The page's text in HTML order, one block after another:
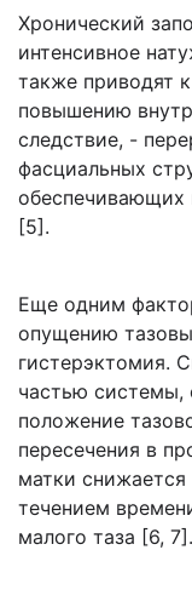
Хронический
интенсивное
также приводят
повышению
следствие, -
фасциальных
обеспечивающих
[5].
Еще одним
опущению
гистерэктомия.
частью системы,
положение
пересечения в
матки
течением
малого таза [6, 7].